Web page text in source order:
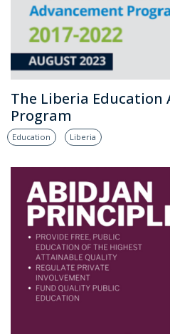
The Liberia Education
Program
Education Liberia